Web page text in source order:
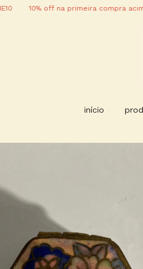
10% off na primeira compra acima de
início